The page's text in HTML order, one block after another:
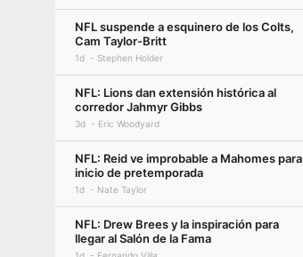
NFL suspende a esquinero de los Colts,
Cam Taylor-Britt
1d Stephen Holder
NFL: Lions dan extensión histórica al
corredor Jahmyr Gibbs
3d Eric Woodyard
NFL: Reid ve improbable a Mahomes para
inicio de pretemporada
1d Nate Taylor
NFL: Drew Brees y la inspiración para
llegar al Salón de la Fama